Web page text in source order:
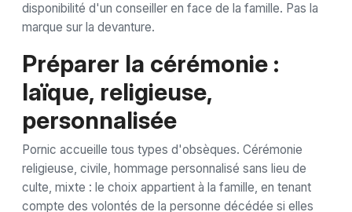
disponibilité d'un conseiller en face de la famille. Pas la
marque sur la devanture.
Préparer la cérémonie :
laïque, religieuse,
personnalisée
Pornic accueille tous types d'obsèques. Cérémonie
religieuse, civile, hommage personnalisé sans lieu de
culte, mixte : le choix appartient à la famille, en tenant
compte des volontés de la personne décédée si elles